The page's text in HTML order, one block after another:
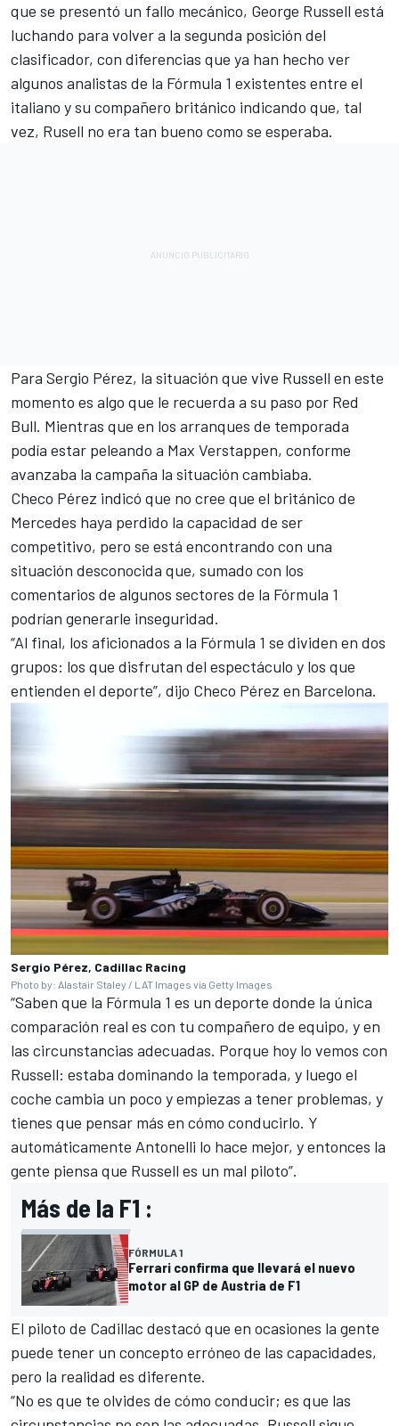
que se presentó un fallo mecánico, George Russell está
luchando para volver a la segunda posición del
clasificador, con diferencias que ya han hecho ver
algunos analistas de la Fórmula 1 existentes entre el
italiano y su compañero británico indicando que, tal
vez, Rusell no era tan bueno como se esperaba.
Para Sergio Pérez, la situación que vive Russell en este
momento es algo que le recuerda a su paso por Red
Bull. Mientras que en los arranques de temporada
podía estar peleando a Max Verstappen, conforme
avanzaba la campaña la situación cambiaba.
Checo Pérez indicó que no cree que el británico de
Mercedes haya perdido la capacidad de ser
competitivo, pero se está encontrando con una
situación desconocida que, sumado con los
comentarios de algunos sectores de la Fórmula 1
podrían generarle inseguridad.
“Al final, los aficionados a la Fórmula 1 se dividen en dos
grupos: los que disfrutan del espectáculo y los que
entienden el deporte”, dijo Checo Pérez en Barcelona.
Sergio Pérez, Cadillac Racing
Photo by: Alastair Staley / LAT Images via Getty Images
“Saben que la Fórmula 1 es un deporte donde la única
comparación real es con tu compañero de equipo, y en
las circunstancias adecuadas. Porque hoy lo vemos con
Russell: estaba dominando la temporada, y luego el
coche cambia un poco y empiezas a tener problemas, y
tienes que pensar más en cómo conducirlo. Y
automáticamente Antonelli lo hace mejor, y entonces la
gente piensa que Russell es un mal piloto”.
Más de la F1 :
FÓRMULA 1
Ferrari confirma que llevará el nuevo
motor al GP de Austria de F1
El piloto de Cadillac destacó que en ocasiones la gente
puede tener un concepto erróneo de las capacidades,
pero la realidad es diferente.
“No es que te olvides de cómo conducir; es que las